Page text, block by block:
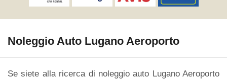
Noleggio Auto Lugano Aeroporto
Se siete alla ricerca di noleggio auto Lugano Aeroporto